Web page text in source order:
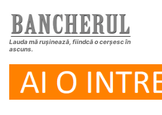
Lauda mă rușinează, fiindcă o cerșesc în
ascuns.